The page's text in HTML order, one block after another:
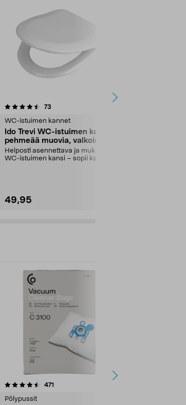
73
WC-istuimen kannet
Ido Trevi WC-istuimen kansi,
pehmeää muovia, valkoinen
Helposti asennettava ja mukava
WC-istuimen kansi – sopii kaikkiin
49,95
3.5 viidestä
471
Pölypussit
4.5viidestä